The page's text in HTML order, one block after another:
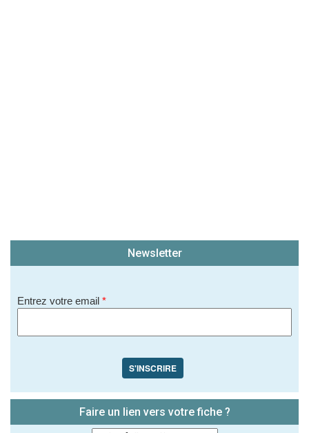
Newsletter
Entrez votre email *
S'INSCRIRE
Faire un lien vers votre fiche ?